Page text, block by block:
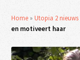
Home »Utopia 2 nieuws
en motiveert haar